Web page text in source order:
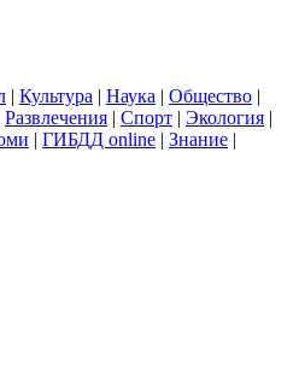
| Культура | Наука | Общество |
Развлечения | Спорт | Экология |
| ГИБДД online | Знание |